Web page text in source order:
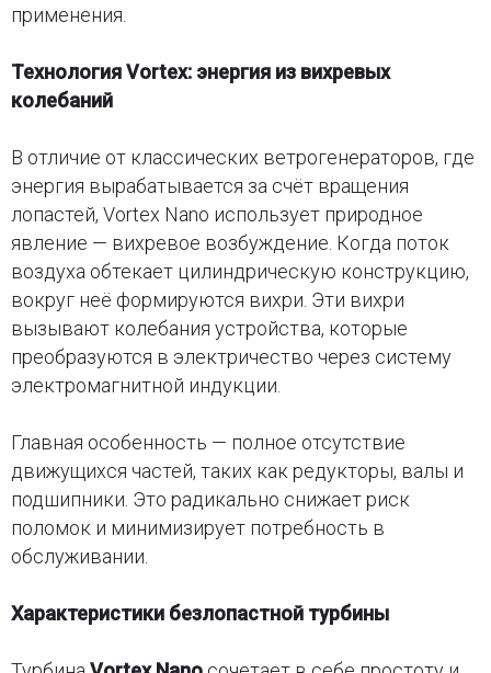
применения.
Технология Vortex: энергия из вихревых
колебаний
В отличие от классических ветрогенераторов, где
энергия вырабатывается за счёт вращения
лопастей, Vortex Nano использует природное
явление — вихревое возбуждение. Когда поток
воздуха обтекает цилиндрическую конструкцию,
вокруг неё формируются вихри. Эти вихри
вызывают колебания устройства, которые
преобразуются в электричество через систему
электромагнитной индукции.
Главная особенность — полное отсутствие
движущихся частей, таких как редукторы, валы и
подшипники. Это радикально снижает риск
поломок и минимизирует потребность в
обслуживании.
Характеристики безлопастной турбины